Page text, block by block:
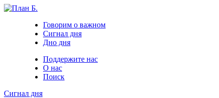
Говорим о важном
Сигнал дня
Дно дня
Поддержите нас
О нас
Поиск
Сигнал дня